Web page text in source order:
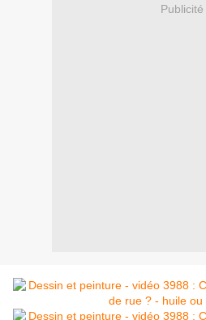
Publicité